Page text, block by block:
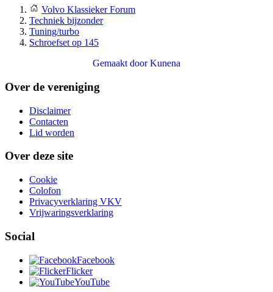
Volvo Klassieker Forum
Techniek bijzonder
Tuning/turbo
Schroefset op 145
Gemaakt doorKunena
Over de vereniging
Disclaimer
Contacten
Lid worden
Over deze site
Cookie
Colofon
Privacyverklaring VKV
Vrijwaringsverklaring
Social
Facebook
Flicker
YouTube